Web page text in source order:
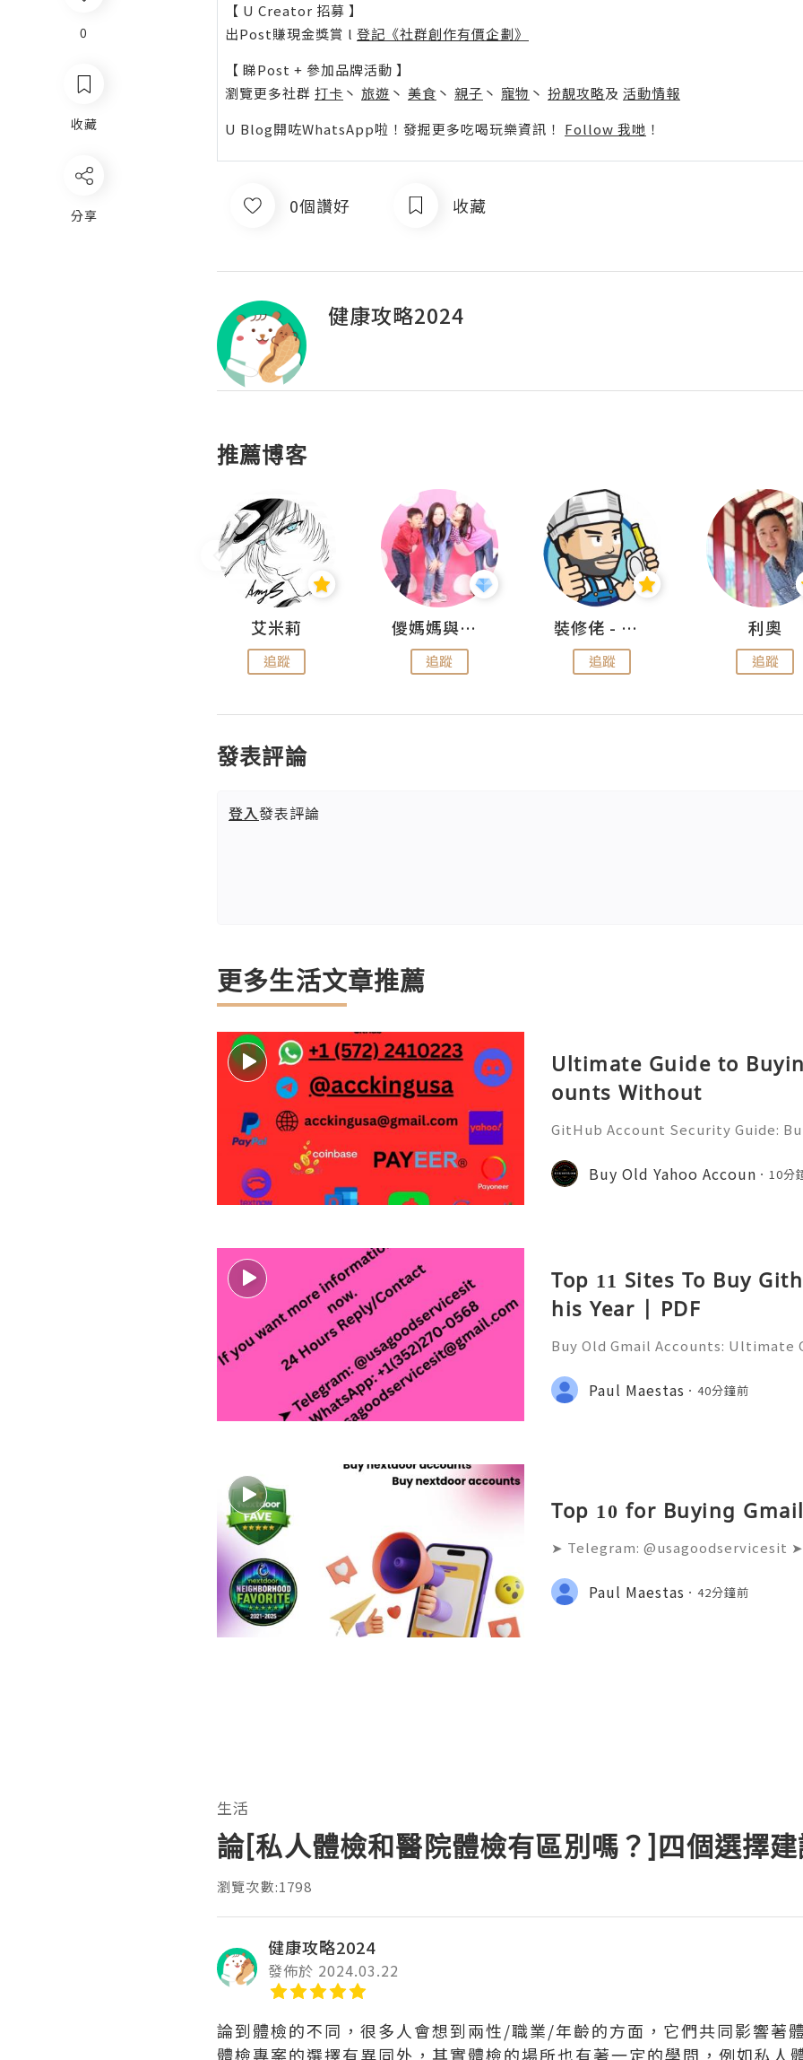
0
收藏
分享
【 U Creator 招募 】
出Post賺現金獎賞 l 登記《社群創作有價企劃》
【 睇Post + 參加品牌活動 】
瀏覽更多社群 打卡 丶 旅遊 丶 美食 丶 親子 丶 寵物 丶 扮靚攻略及 活動情報
U Blog開咗WhatsApp啦！發掘更多吃喝玩樂資訊！ Follow 我哋 ！
0個讚好 收藏
健康攻略2024
推薦博客
艾米莉
追蹤
儍媽媽與兩隻小魔怪之家
追蹤
裝修佬 - 香港一站式網上裝修平台
追蹤
利奧
追蹤
發表評論
登入發表評論
更多生活文章推薦
Ultimate Guide to
ounts Without
GitHub Account Security Guide:
d's leading platforms for
ration. Millions of develo
Buy Old Yahoo Accoun 10分
Top 11 Sites To Buy
his Year | PDF
Buy Old Gmail Accounts: Ultimate
hatsApp: +1(352)270-0568 ➤
l.co Meta Description: Looking
Paul Maestas 40分鐘前
Top 10 for Buying
➤ Telegram: @usagoodservicesit
lters analyze the age and
accounts. Fresh accounts sen
Paul Maestas 42分鐘前
生活
論[私人體檢和醫院體檢有區別嗎？]四個選擇
瀏覽次數:1798
健康攻略2024
發佈於 2024.03.22
論到體檢的不同，很多人會想到兩性/職業/年齡的方面，它們共同影響著
體檢專案的選擇有異同外，其實體檢的場所也有著一定的學問，例如私人